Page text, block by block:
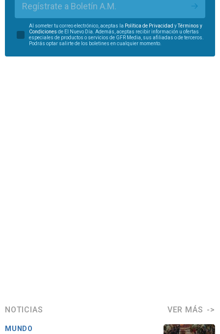
Regístrate a Boletín A.M.
Al someter tu correo electrónico, aceptas la Política de Privacidad yTérminos y
Condiciones de El Nuevo Día. Además, aceptas recibir información u ofertas
especiales de productos o servicios de GFR Media, sus afiliadas o de terceros.
Podrás optar salirte de los boletines en cualquier momento.
NOTICIAS VER MÁS
MUNDO